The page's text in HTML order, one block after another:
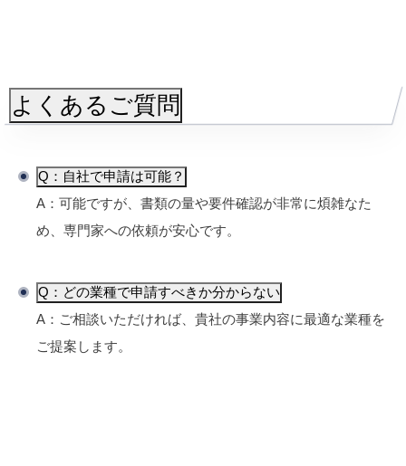
よくあるご質問
Q：自社で申請は可能？
A：可能ですが、書類の量や要件確認が非常に煩雑なた
め、専門家への依頼が安心です。
Q：どの業種で申請すべきか分からない
A：ご相談いただければ、貴社の事業内容に最適な業種を
ご提案します。